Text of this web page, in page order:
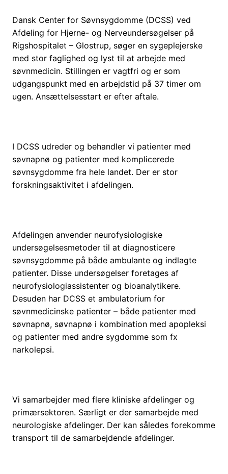
Dansk Center for Søvnsygdomme (DCSS) ved
Afdeling for Hjerne- og Nerveundersøgelser på
Rigshospitalet – Glostrup, søger en sygeplejerske
med stor faglighed og lyst til at arbejde med
søvnmedicin. Stillingen er vagtfri og er som
udgangspunkt med en arbejdstid på 37 timer om
ugen. Ansættelsesstart er efter aftale.
I DCSS udreder og behandler vi patienter med
søvnapnø og patienter med komplicerede
søvnsygdomme fra hele landet. Der er stor
forskningsaktivitet i afdelingen.
Afdelingen anvender neurofysiologiske
undersøgelsesmetoder til at diagnosticere
søvnsygdomme på både ambulante og indlagte
patienter. Disse undersøgelser foretages af
neurofysiologiassistenter og bioanalytikere.
Desuden har DCSS et ambulatorium for
søvnmedicinske patienter – både patienter med
søvnapnø, søvnapnø i kombination med apopleksi
og patienter med andre sygdomme som fx
narkolepsi.
Vi samarbejder med flere kliniske afdelinger og
primærsektoren. Særligt er der samarbejde med
neurologiske afdelinger. Der kan således forekomme
transport til de samarbejdende afdelinger.